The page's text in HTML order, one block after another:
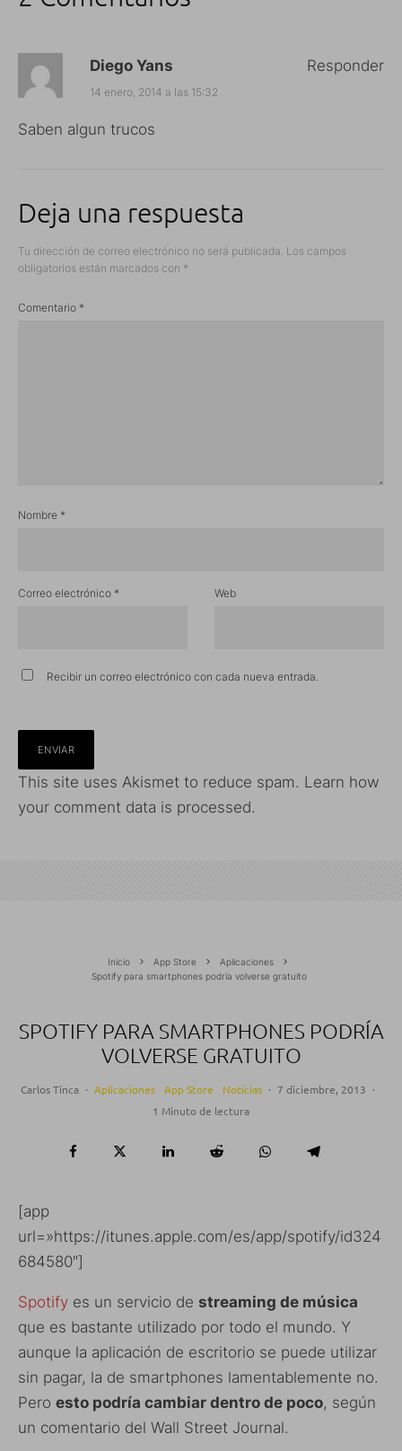
Diego Yans
14 enero, 2014 a las 15:32
Saben algun trucos
Responder
Deja una respuesta
Tu dirección de correo electrónico no será publicada. Los campos
obligatorios están marcados con *
Comentario *
Nombre *
Correo electrónico * Web
Recibir un correo electrónico con cada nueva entrada.
This site uses Akismet to reduce spam. Learn how
your comment data is processed.
Inicio App Store
Aplicaciones
Spotify para smartphones podría volverse gratuito
SPOTIFY PARA SMARTPHONES PODRÍA
VOLVERSE GRATUITO
Carlos Tinca · Aplicaciones App Store Noticias · 7 diciembre, 2013 ·
1 Minuto de lectura
[app
url=»https://itunes.apple.com/es/app/spotify/id324
684580″]
Spotify es un servicio de streaming de música
que es bastante utilizado por todo el mundo. Y
aunque la aplicación de escritorio se puede utilizar
sin pagar, la de smartphones lamentablemente no.
Pero esto podría cambiar dentro de poco, según
un comentario del Wall Street Journal.